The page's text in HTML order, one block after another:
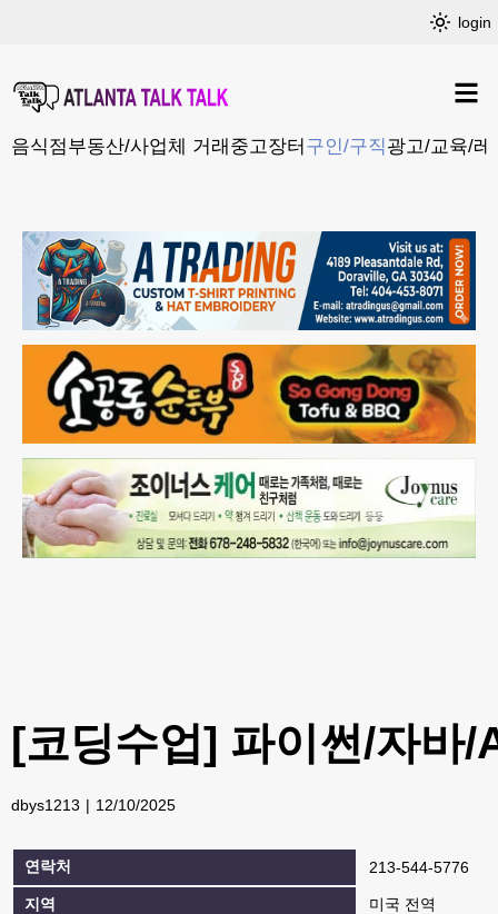
login
음식점부동산/사업체 거래 중고장터 구인/구직광고/교육/레
[코딩수업] 파이썬/자바
dbys1213 12/10/2025
연락처 213-544-5776
지역 미국 전역